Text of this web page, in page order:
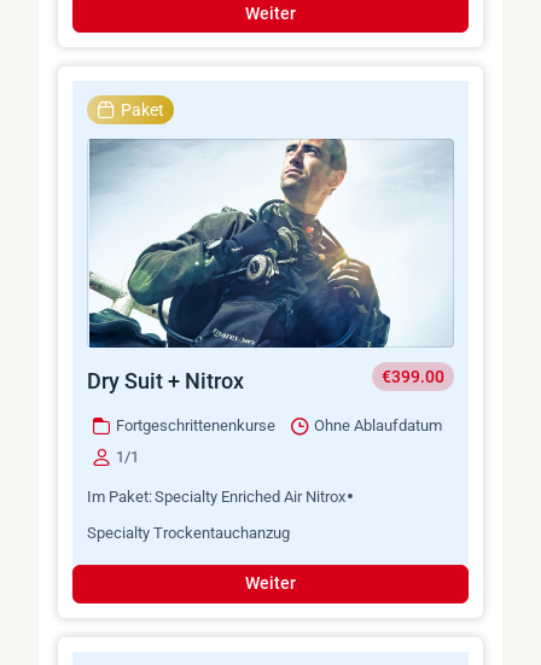
Weiter
Paket
Dry Suit + Nitrox €399.00
Fortgeschrittenenkurse
Ohne Ablaufdatum
1/1
Im Paket:Specialty Enriched Air Nitrox
Specialty Trockentauchanzug
Weiter